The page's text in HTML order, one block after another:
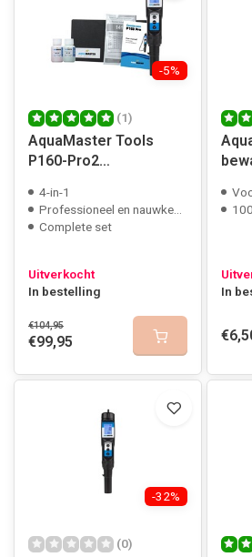
-5%
(1)
AquaMaster Tools
P160-Pro2
4-in-1
Professioneel en nauwkeurig
Complete set
Uitverkocht
In bestelling
€104,95
€99,95
In
-32%
(0)